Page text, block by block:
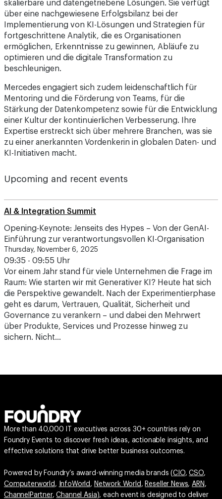
skalierbare und datengetriebene Lösungen. Sie verfügt
über eine nachgewiesene Erfolgsbilanz bei der
Implementierung von KI-Lösungen und Strategien für
fortgeschrittene Analytik, die es Organisationen
ermöglichen, Erkenntnisse zu gewinnen, Abläufe zu
optimieren und die digitale Transformation zu
beschleunigen.
Mercedes engagiert sich zudem leidenschaftlich für
Mentoring und die Förderung von Teams, für die
Stärkung der Datenkompetenz sowie für die Entwicklung
einer Kultur der kontinuierlichen Verbesserung. Ihre
Expertise erstreckt sich über mehrere Branchen, was sie
zu einer anerkannten Vordenkerin in globalen Daten- und
KI-Initiativen macht.
Upcoming and recent events
AI & Integration Summit
Opening-Keynote: Jenseits des Hypes – Von der GenAI-
Einführung zur verantwortungsvollen KI-Organisation
Thursday, November 6, 2025
09:35 - 09:55 Uhr
Vor einem Jahr stand für viele Unternehmen die Frage im
Raum: Wie starten wir mit Generativer KI? Heute hat sich
die Perspektive gewandelt. Nach der Experimentierphase
geht es darum, Vertrauen, Qualität, Sicherheit und
Governance zu verankern – und dabei den Mehrwert
über Produkte, Services und Prozesse hinweg zu
sichern. Nicht…
More than 40,000 IT executives across 30+ countries rely on
Foundry Events to discover fresh ideas, actionable insights, and
effective solutions that drive better business outcomes.
Powered by Foundry’s award-winning media brands (CIO,CSO,
Computerworld , InfoWorld , Network World , Reseller News,ARN ,
ChannelPartner,Channel Asia), each event is designed to deliver